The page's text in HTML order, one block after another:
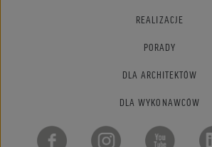
REALIZACJE
PORADY
DLA ARCHITEKTÓW
DLA WYKONAWCÓW